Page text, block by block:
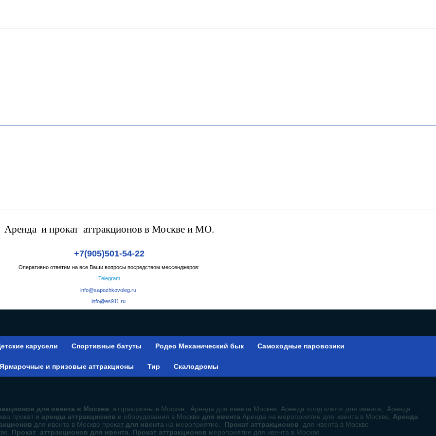
Аренда и прокат аттракционов в Москве и МО.
+7(905)501-54-22
Оперативно ответим на все Ваши вопросы посредством мессенджеров:
Telegram
info@sapozhkovoleg.ru
info@es911.ru
карусели Спортивные батуты Родео Механический бык Самоходные паровозики
Ярмарочные и призовые аттракционы Тир Скалодромы
для ивента в Москве , аттракционы в Москве, Аренда для ивента Москва, Аренда «под ключ» для ивента, Аренда
прокат и аренда аттракционов и оборудования в Москве для ивента Аренда на мероприятие для ивента в Москве, Аренда
для ивента в Москве прокат для ивента на мероприятие. Прокат аттракционов для ивента в Москве
Прокат аттракционов для ивента. Прокат аттракционов мероприятие для ивента в Москве